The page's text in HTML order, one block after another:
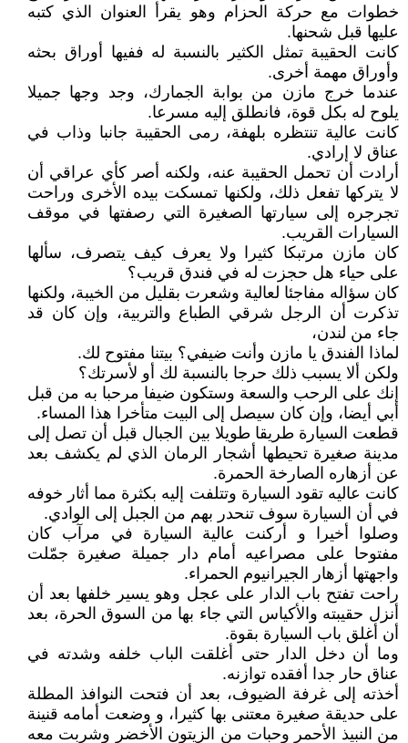
خطوات مع حركة الحزام وهو يقرأ العنوان الذي كتبه
عليها قبل شحنها.
كانت الحقيبة تمثل الكثير بالنسبة له ففيها أوراق بحثه
وأوراق مهمة أخرى.
عندما خرج مازن من بوابة الجمارك، وجد وجها جميلا
يلوح له بكل قوة، فانطلق إليه مسرعا.
كانت عالية تنتظره بلهفة، رمى الحقيبة جانبا وذاب في
عناق لا إرادي.
أرادت أن تحمل الحقيبة عنه، ولكنه أصر كأي عراقي أن
لا يتركها تفعل ذلك، ولكنها تمسكت بيده الأخرى وراحت
تجرجره إلى سيارتها الصغيرة التي رصفتها في موقف
السيارات القريب.
كان مازن مرتبكا كثيرا ولا يعرف كيف يتصرف، سألها
على حياء هل حجزت له في فندق قريب؟
كان سؤاله مفاجئا لعالية وشعرت بقليل من الخيبة، ولكنها
تذكرت أن الرجل شرقي الطباع والتربية، وإن كان قد
جاء من لندن،
لماذا الفندق يا مازن وأنت ضيفي؟ بيتنا مفتوح لك.
ولكن ألا يسبب ذلك حرجا بالنسبة لك أو لأسرتك؟
إنك على الرحب والسعة وستكون ضيفا مرحبا به من قبل
أبي أيضا، وإن كان سيصل إلى البيت متأخرا هذا المساء.
قطعت السيارة طريقا طويلا بين الجبال قبل أن تصل إلى
مدينة صغيرة تحيطها أشجار الرمان الذي لم يكشف بعد
عن أزهاره الصارخة الحمرة.
كانت عاليه تقود السيارة وتتلفت إليه بكثرة مما أثار خوفه
في أن السيارة سوف تنحدر بهم من الجبل إلى الوادي.
وصلوا أخيرا و أركنت عالية السيارة في مرآب كان
مفتوحا على مصراعيه أمام دار جميلة صغيرة جمّلت
واجهتها أزهار الجيرانيوم الحمراء.
راحت تفتح باب الدار على عجل وهو يسير خلفها بعد أن
أنزل حقيبته والأكياس التي جاء بها من السوق الحرة، بعد
أن أغلق باب السيارة بقوة.
وما أن دخل الدار حتى أغلقت الباب خلفه وشدته في
عناق حار جدا أفقده توازنه.
أخذته إلى غرفة الضيوف، بعد أن فتحت النوافذ المطلة
على حديقة صغيرة معتنى بها كثيرا، و وضعت أمامه قنينة
من النبيذ الأحمر وحبات من الزيتون الأخضر وشربت معه